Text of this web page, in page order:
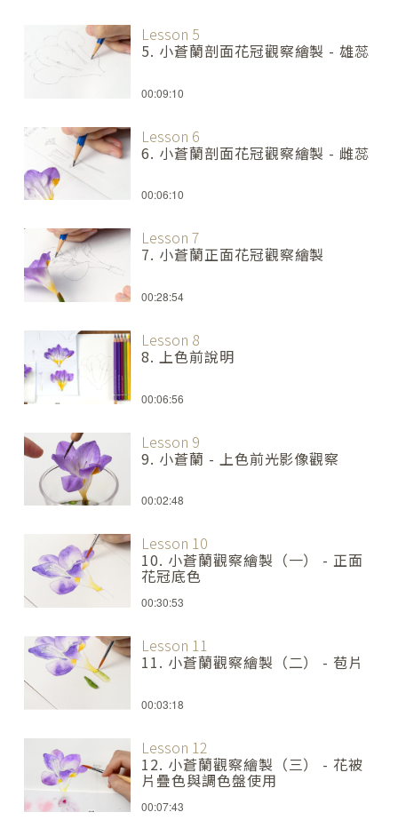
Lesson 5
5. 小蒼蘭剖面花冠觀察繪製 - 雄蕊
00:09:10
Lesson 6
6. 小蒼蘭剖面花冠觀察繪製 - 雌蕊
00:06:10
Lesson 7
7. 小蒼蘭正面花冠觀察繪製
00:28:54
Lesson 8
8. 上色前說明
00:06:56
Lesson 9
9. 小蒼蘭 - 上色前光影像觀察
00:02:48
Lesson 10
10. 小蒼蘭觀察繪製（一） - 正面
花冠底色
00:30:53
Lesson 11
11. 小蒼蘭觀察繪製（二） - 苞片
00:03:18
Lesson 12
12. 小蒼蘭觀察繪製（三） - 花被
片疊色與調色盤使用
00:07:43